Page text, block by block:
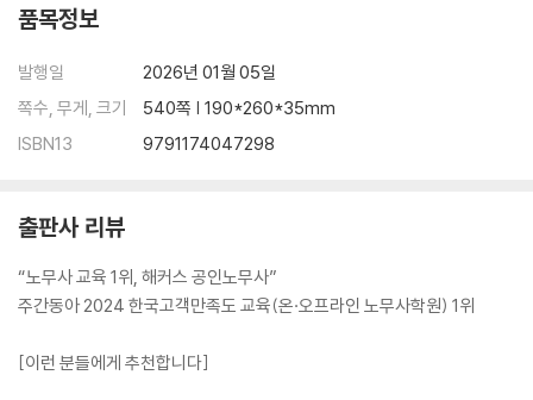
제1절 지명채권의 양도 291
제3절 채무인수 300
제1절 변제 306
제3절 공탁 318
제4절 상계 321
제5절 기타 채권소멸 사유 326
제1장 계약총론
품목정보
발행일
2026년 01월 05일
쪽수, 무게, 크기
540쪽 | 190*260*35mm
ISBN13
9791174047298
출판사 리뷰
“노무사 교육 1위, 해커스 공인노무사”
주간동아 2024 한국고객만족도 교육(온·오프라인 노무사학원) 1위
[이런 분들에게 추천합니다]